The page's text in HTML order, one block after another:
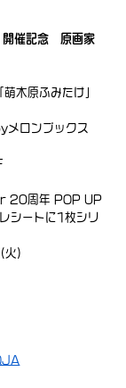
催記念 原画家
木原ふみたけ」
ロンブックス
20周年 POP UP
シートに1枚シリ
火)